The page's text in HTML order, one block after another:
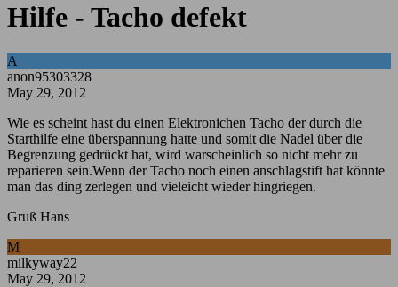
Hilfe - Tacho defekt
A
anon95303328
May 29, 2012
Wie es scheint hast du einen Elektronichen Tacho der durch die
Starthilfe eine überspannung hatte und somit die Nadel über die
Begrenzung gedrückt hat, wird warscheinlich so nicht mehr zu
reparieren sein.Wenn der Tacho noch einen anschlagstift hat könnte
man das ding zerlegen und vieleicht wieder hingriegen.
Gruß Hans
M
milkyway22
May 29, 2012